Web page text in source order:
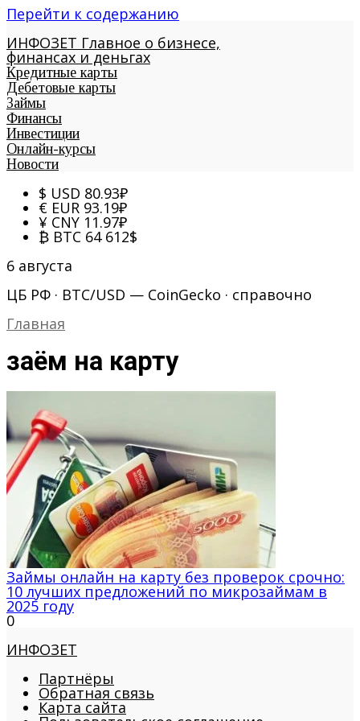
Перейти к содержанию
ИНФОЗЕТ Главное о бизнесе,
финансах и деньгах
Кредитные карты
Дебетовые карты
Займы
Финансы
Инвестиции
Онлайн-курсы
Новости
$ USD 80.93₽
€ EUR 93.19₽
¥ CNY 11.97₽
₿ BTC 64 612$
6 августа
ЦБ РФ · BTC/USD — CoinGecko · справочно
Главная
заём на карту
Займы онлайн на карту без проверок срочно:
10 лучших предложений по микрозаймам в
2025 году
0
ИНФОЗЕТ
Партнёры
Обратная связь
Карта сайта